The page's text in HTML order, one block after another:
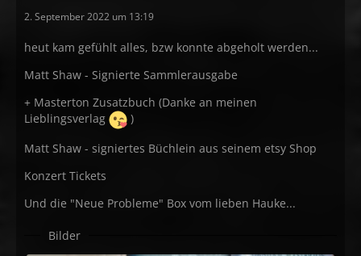
2. September 2022 um 13:19
heut kam gefühlt alles, bzw konnte abgeholt werden...
Matt Shaw - Signierte Sammlerausgabe
+ Masterton Zusatzbuch (Danke an meinen
Lieblingsverlag
)
Matt Shaw - signiertes Büchlein aus seinem etsy Shop
Konzert Tickets
Und die "Neue Probleme" Box vom lieben Hauke...
Bilder